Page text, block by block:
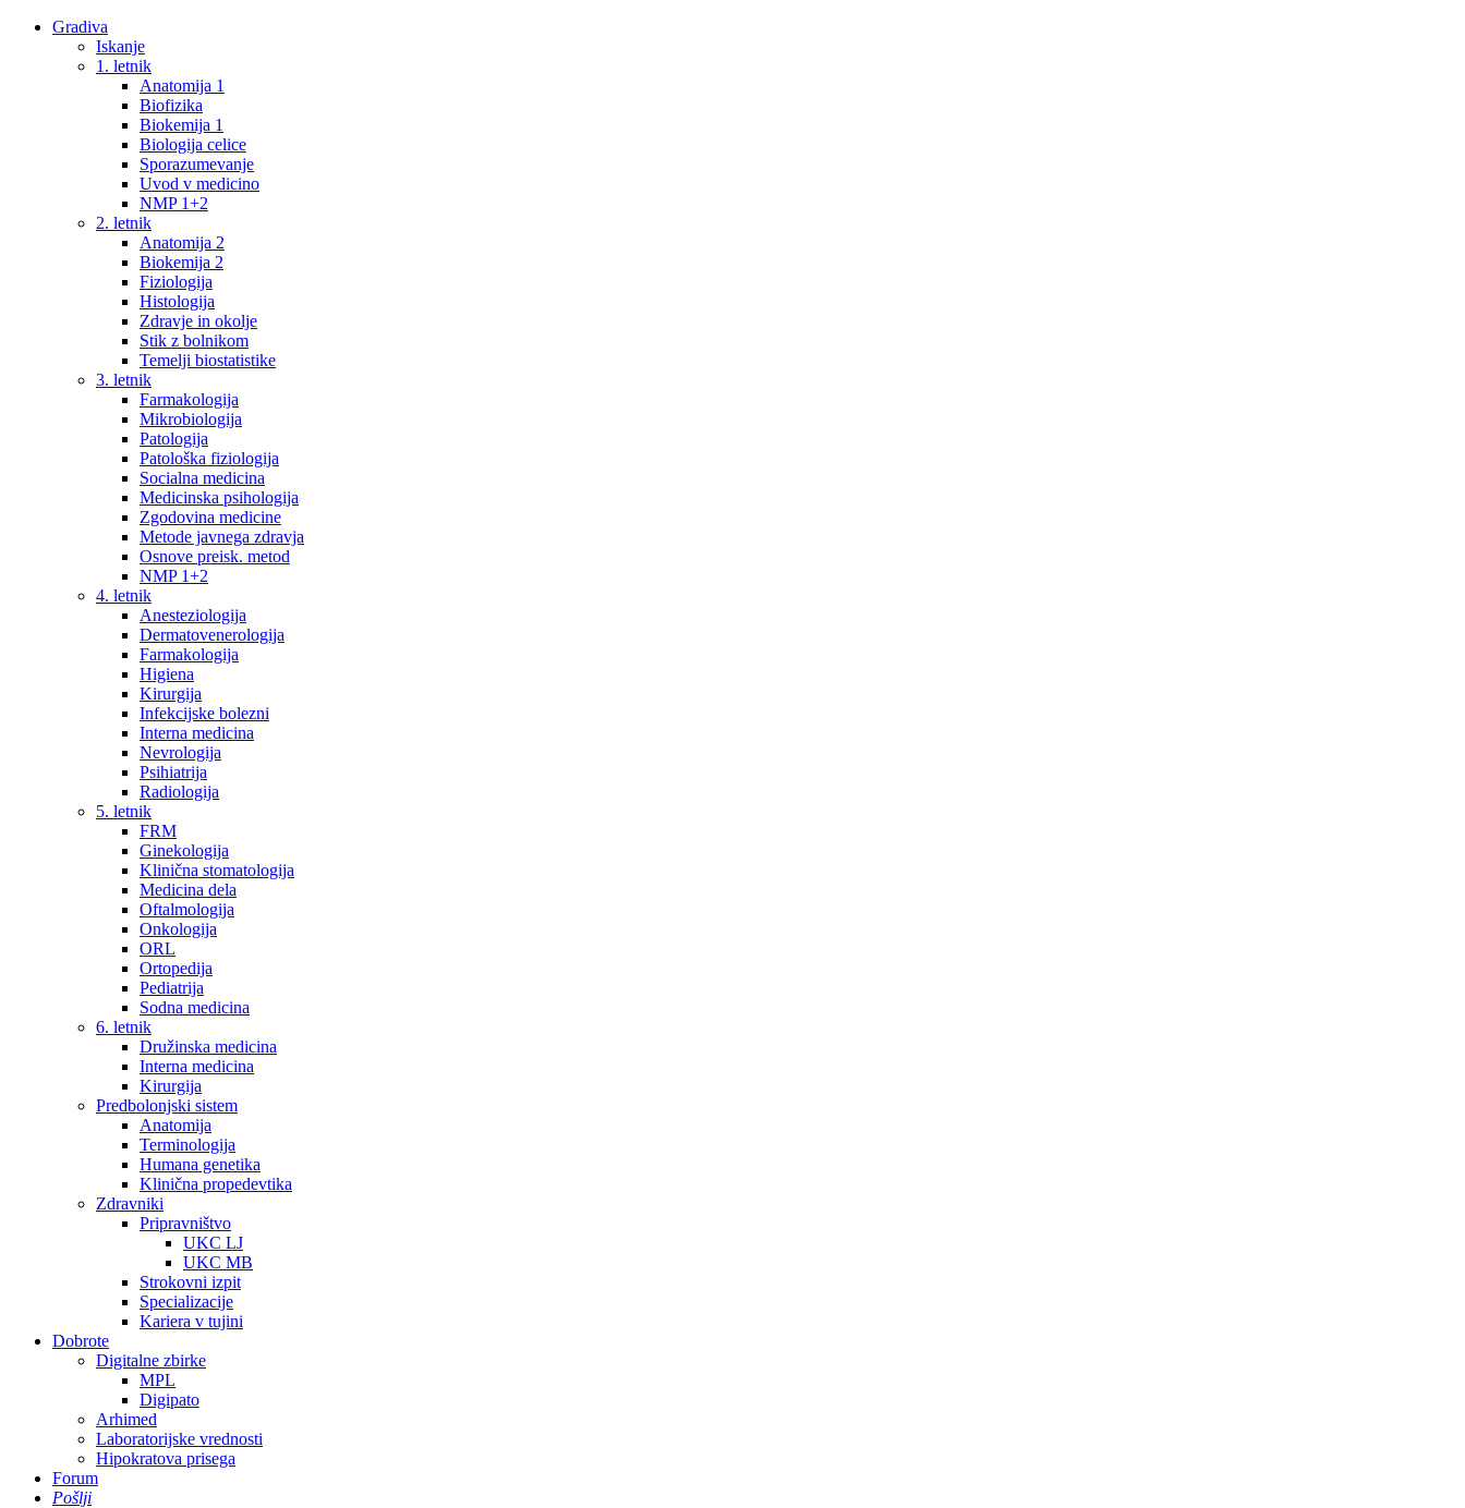
Gradiva
Iskanje
1. letnik
Anatomija 1
Biofizika
Biokemija 1
Biologija celice
Sporazumevanje
Uvod v medicino
NMP 1+2
2. letnik
Anatomija 2
Biokemija 2
Fiziologija
Histologija
Zdravje in okolje
Stik z bolnikom
Temelji biostatistike
3. letnik
Farmakologija
Mikrobiologija
Patologija
Patološka fiziologija
Socialna medicina
Medicinska psihologija
Zgodovina medicine
Metode javnega zdravja
Osnove preisk. metod
NMP 1+2
4. letnik
Anesteziologija
Dermatovenerologija
Farmakologija
Higiena
Kirurgija
Infekcijske bolezni
Interna medicina
Nevrologija
Psihiatrija
Radiologija
5. letnik
FRM
Ginekologija
Klinična stomatologija
Medicina dela
Oftalmologija
Onkologija
ORL
Ortopedija
Pediatrija
Sodna medicina
6. letnik
Družinska medicina
Interna medicina
Kirurgija
Predbolonjski sistem
Anatomija
Terminologija
Humana genetika
Klinična propedevtika
Zdravniki
Pripravništvo
UKC LJ
UKC MB
Strokovni izpit
Specializacije
Kariera v tujini
Dobrote
Digitalne zbirke
MPL
Digipato
Arhimed
Laboratorijske vrednosti
Hipokratova prisega
Forum
Pošlji